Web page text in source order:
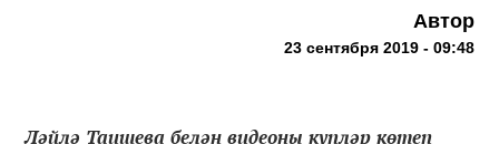
Автор
23 сентября 2019 - 09:48
Ләйлә Таишева белән видеоны күпләр көтеп